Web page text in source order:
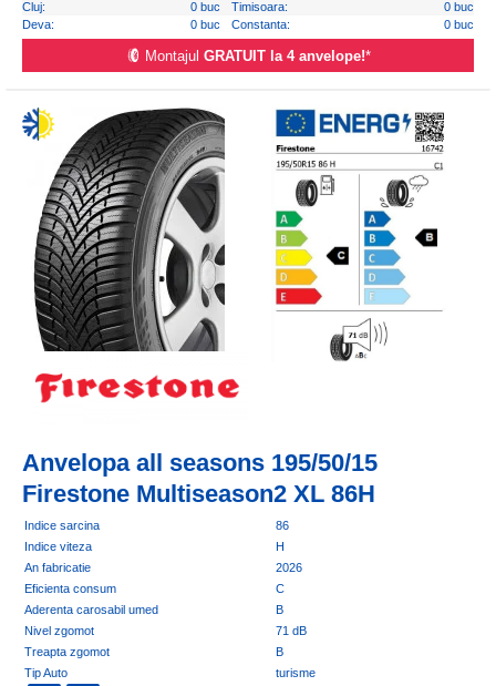
Cluj: 0 buc Timisoara:
0 buc
Deva:
0 buc Constanta: 0 buc
Montajul GRATUIT la 4 anvelope!*
Anvelopa all seasons 195/50/15
Firestone Multiseason2 XL 86H
Indice sarcina
86
Indice viteza
H
An fabricatie
2026
Eficienta consum
C
Aderenta carosabil umed
B
Nivel zgomot
71 dB
Treapta zgomot
B
Tip Auto
turisme